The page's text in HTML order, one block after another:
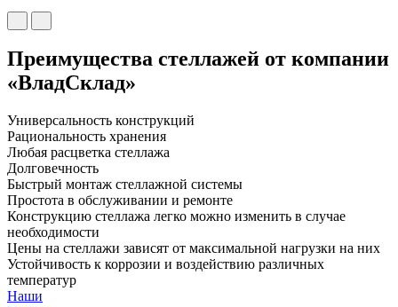
Преимущества стеллажей от компании
«ВладСклад»
Универсальность конструкций
Рациональность хранения
Любая расцветка стеллажа
Долговечность
Быстрый монтаж стеллажной системы
Простота в обслуживании и ремонте
Конструкцию стеллажа легко можно изменить в случае
необходимости
Цены на стеллажи зависят от максимальной нагрузки на них
Устойчивость к коррозии и воздействию различных
температур
Наши